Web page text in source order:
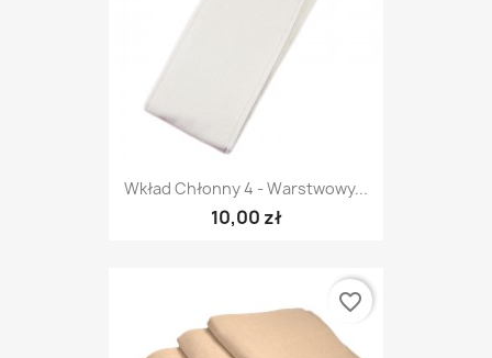
Wkład Chłonny 4 - Warstwowy...
10,00 zł
favorite_border